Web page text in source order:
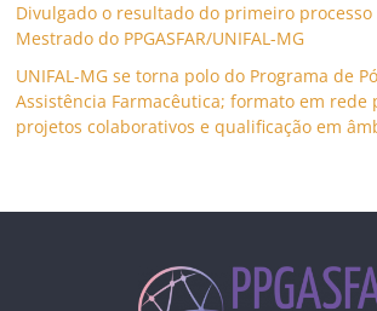
Divulgado o resultado do primeiro
Mestrado do PPGASFAR/UNIFAL-MG
UNIFAL-MG se torna polo do Programa de
Assistência Farmacêutica; formato em rede
projetos colaborativos e qualificação em